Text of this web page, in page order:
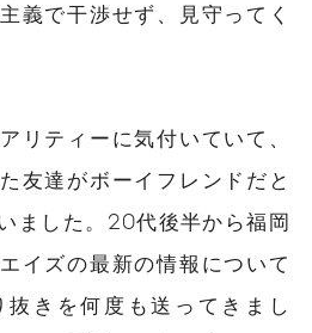
義で干渉せず、見守ってく
リティーに気付いていて、
友達がボーイフレンドだと
ました。20代後半から福岡
イズの最新の情報について
きを何度も送ってきまし